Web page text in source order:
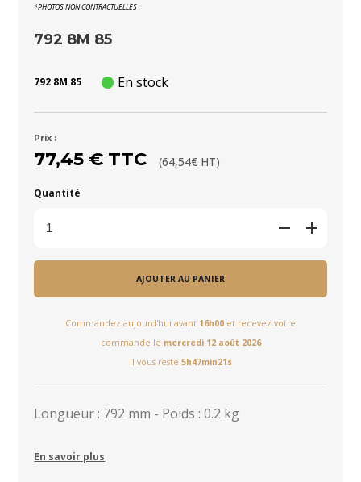
*PHOTOS NON CONTRACTUELLES
792 8M 85
792 8M 85 En stock
Prix :
77,45 € TTC (64,54€ HT)
Quantité
AJOUTER AU PANIER
Commandez aujourd'hui avant 16h00 et recevez votre
commande le mercredi 12 août 2026
Il vous reste 5h47min21s
Longueur : 792 mm - Poids : 0.2 kg
En savoir plus